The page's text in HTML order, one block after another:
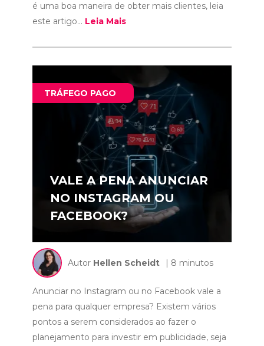
é uma boa maneira de obter mais clientes, leia
este artigo... Leia Mais
TRÁFEGO PAGO
VALE A PENA ANUNCIAR
NO INSTAGRAM OU
FACEBOOK?
Autor Hellen Scheidt | 8 minutos
Anunciar no Instagram ou no Facebook vale a
pena para qualquer empresa? Existem vários
pontos a serem considerados ao fazer o
planejamento para investir em publicidade, seja